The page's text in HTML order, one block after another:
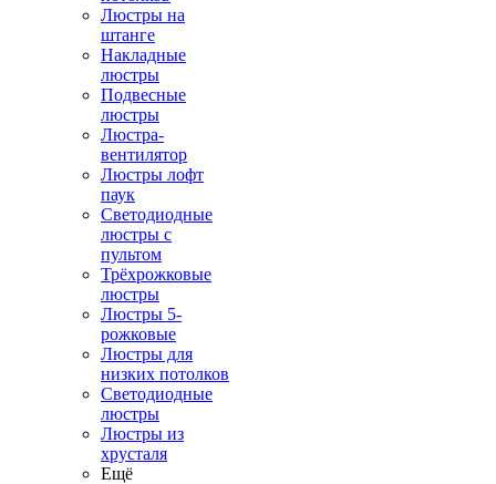
Люстры на
штанге
Накладные
люстры
Подвесные
люстры
Люстра-
вентилятор
Люстры лофт
паук
Светодиодные
люстры с
пультом
Трёхрожковые
люстры
Люстры 5-
рожковые
Люстры для
низких потолков
Cветодиодные
люстры
Люстры из
хрусталя
Ещё